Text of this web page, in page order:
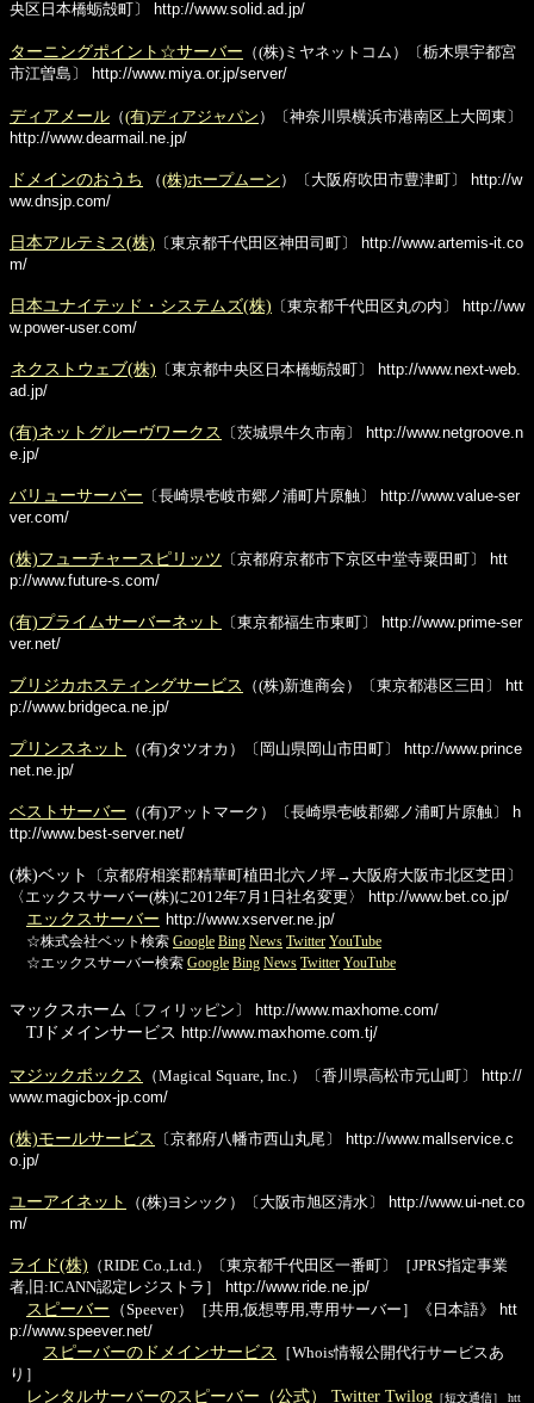
央区日本橋蛎殻町〕
http://www.solid.ad.jp/
ターニングポイント☆サーバー （(株)ミヤネットコム）〔栃木県宇都宮
市江曽島〕
http://www.miya.or.jp/server/
ディアメール （(有)ディアジャパン ）〔神奈川県横浜市港南区上大岡東〕
http://www.dearmail.ne.jp/
ドメインのおうち （(株)ホープムーン ）〔大阪府吹田市豊津町〕
http://w
ww.dnsjp.com/
日本アルテミス(株) 〔東京都千代田区神田司町〕
http://www.artemis-it.co
m/
日本ユナイテッド・システムズ(株) 〔東京都千代田区丸の内〕
http://ww
w.power-user.com/
ネクストウェブ(株) 〔東京都中央区日本橋蛎殻町〕
http://www.next-web.
ad.jp/
(有)ネットグルーヴワークス 〔茨城県牛久市南〕
http://www.netgroove.n
e.jp/
バリューサーバー 〔長崎県壱岐市郷ノ浦町片原触〕
http://www.value-ser
ver.com/
(株)フューチャースピリッツ 〔京都府京都市下京区中堂寺粟田町〕
htt
p://www.future-s.com/
(有)プライムサーバーネット 〔東京都福生市東町〕
http://www.prime-ser
ver.net/
ブリジカホスティングサービス （(株)新進商会）〔東京都港区三田〕
htt
p://www.bridgeca.ne.jp/
プリンスネット （(有)タツオカ）〔岡山県岡山市田町〕
http://www.prince
net.ne.jp/
ベストサーバー （(有)アットマーク）〔長崎県壱岐郡郷ノ浦町片原触〕
h
ttp://www.best-server.net/
(株)ベット
〔京都府相楽郡精華町植田北六ノ坪→大阪府大阪市北区芝田〕
〈エックスサーバー(株)に2012年7月1日社名変更〉
http://www.bet.co.jp/
エックスサーバー http://www.xserver.ne.jp/
☆株式会社ベット検索 Google Bing News Twitter YouTube
☆エックスサーバー検索 Google Bing News Twitter YouTube
マックスホーム 〔フィリッピン〕 http://www.maxhome.com/
TJドメインサービス http://www.maxhome.com.tj/
マジックボックス （Magical Square, Inc.）〔香川県高松市元山町〕
http://
www.magicbox-jp.com/
(株)モールサービス 〔京都府八幡市西山丸尾〕
http://www.mallservice.c
o.jp/
ユーアイネット （(株)ヨシック）〔大阪市旭区清水〕
http://www.ui-net.co
m/
ライド(株) （RIDE Co.,Ltd.）〔東京都千代田区一番町〕［JPRS指定事業
者,旧:ICANN認定レジストラ］
http://www.ride.ne.jp/
スピーバー （Speever）［共用,仮想専用,専用サーバー］《日本語》
htt
p://www.speever.net/
スピーバーのドメインサービス
［Whois情報公開代行サービスあ
り］
レンタルサーバーのスピーバー（公式） Twitter Twilog ［短文通信］ htt